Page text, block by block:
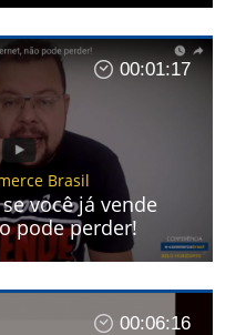
00:01:17
Brasil
você já vende
pode perder!
00:06:16